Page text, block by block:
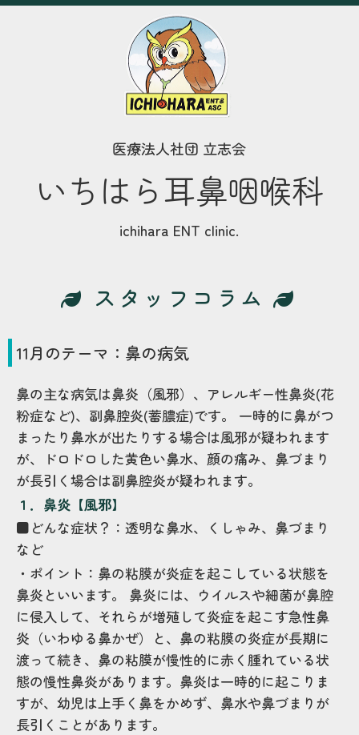
医療法人社団 立志会
いちはら耳鼻咽喉科
ichihara ENT clinic.
スタッフコラム
11月のテーマ： 鼻の病気
鼻の主な病気は鼻炎（風邪）、アレルギー性鼻炎(花
粉症など)、副鼻腔炎(蓄膿症)です。 一時的に鼻がつ
まったり鼻水が出たりする場合は風邪が疑われます
が、ドロドロした黄色い鼻水、顔の痛み、鼻づまり
が長引く場合は副鼻腔炎が疑われます。
１．鼻炎【風邪】
■どんな症状？：透明な鼻水、くしゃみ、鼻づまり
など
・ポイント：鼻の粘膜が炎症を起こしている状態を
鼻炎といいます。 鼻炎には、ウイルスや細菌が鼻腔
に侵入して、それらが増殖して炎症を起こす急性鼻
炎（いわゆる鼻かぜ）と、鼻の粘膜の炎症が長期に
渡って続き、鼻の粘膜が慢性的に赤く腫れている状
態の慢性鼻炎があります。鼻炎は一時的に起こりま
すが、幼児は上手く鼻をかめず、鼻水や鼻づまりが
長引くことがあります。